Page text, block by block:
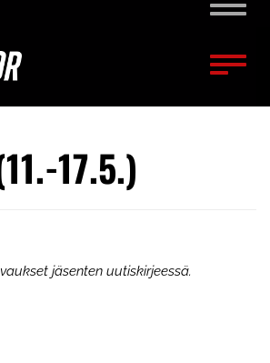
17.5.)
jäsenten uutiskirjeessä.